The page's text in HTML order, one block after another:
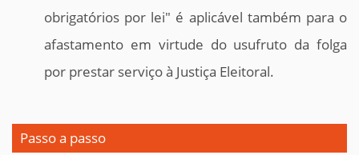
obrigatórios por lei" é aplicável também para o
afastamento em virtude do usufruto da folga
por prestar serviço à Justiça Eleitoral.
Passo a passo